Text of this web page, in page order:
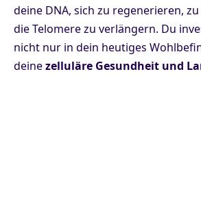
deine DNA, sich zu regenerieren,
die Telomere zu verlängern. Du
nicht nur in dein heutiges
deinezelluläre Gesundheit und